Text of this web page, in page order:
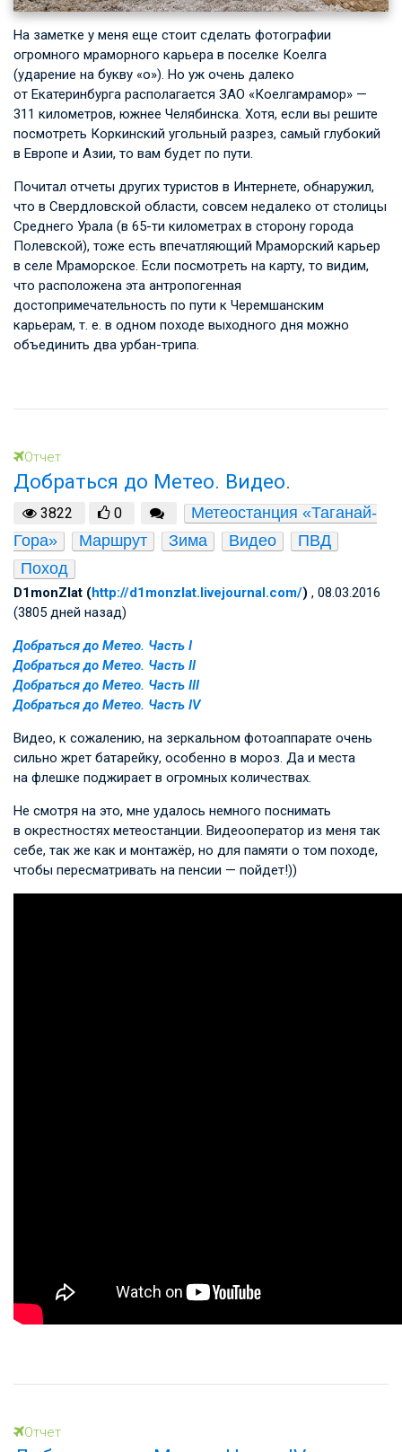
На заметке у меня еще стоит сделать фотографии
огромного мраморного карьера в поселке Коелга
(ударение на букву «о»). Но уж очень далеко
от Екатеринбурга располагается ЗАО «Коелгамрамор» —
311 километров, южнее Челябинска. Хотя, если вы решите
посмотреть Коркинский угольный разрез, самый глубокий
в Европе и Азии, то вам будет по пути.
Почитал отчеты других туристов в Интернете, обнаружил,
что в Свердловской области, совсем недалеко от столицы
Среднего Урала (в 65-ти километрах в сторону города
Полевской), тоже есть впечатляющий Мраморский карьер
в селе Мраморское. Если посмотреть на карту, то видим,
что расположена эта антропогенная
достопримечательность по пути к Черемшанским
карьерам, т. е. в одном походе выходного дня можно
объединить два урбан-трипа.
Отчет
Добраться до Метео. Видео.
3822 0
Метеостанция «Таганай-
Гора»
Маршрут Зима Видео
ПВД
Поход
D1monZlat (http://d1monzlat.livejournal.com/) , 08.03.2016
(3805 дней назад)
Добраться до Метео. Часть I
Добраться до Метео. Часть II
Добраться до Метео. Часть III
Добраться до Метео. Часть IV
Видео, к сожалению, на зеркальном фотоаппарате очень
сильно жрет батарейку, особенно в мороз. Да и места
на флешке поджирает в огромных количествах.
Не смотря на это, мне удалось немного поснимать
в окрестностях метеостанции. Видеооператор из меня так
себе, так же как и монтажёр, но для памяти о том походе,
чтобы пересматривать на пенсии — пойдет!))
Отчет